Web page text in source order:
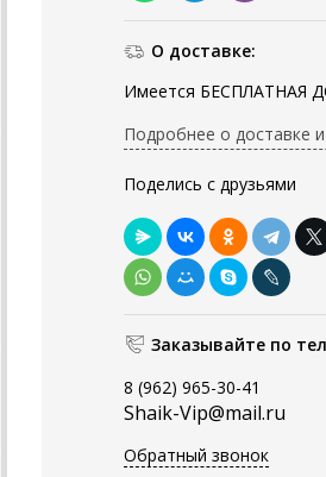
О доставке:
Имеется БЕСПЛАТНАЯ
Подробнее о доставке
Поделись с друзьями
Заказывайте по
8 (962) 965-30-41
Shaik-Vip@mail.ru
Обратный звонок